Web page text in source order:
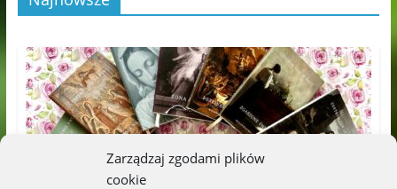
Zarządzaj zgodami plików
cookie